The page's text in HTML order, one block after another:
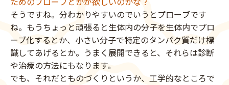
そうですね。分わかりやすいのでいうとプローブです
ね。もうちょっと頑張ると生体内の分子を生体内でプロ
ーブ化するとか、小さい分子で特定のタンパク質だけ標
識してあげるとか。うまく展開できると、それらは診断
や治療の方法にもなります。
でも、それだとものづくりというか、工学的なところで